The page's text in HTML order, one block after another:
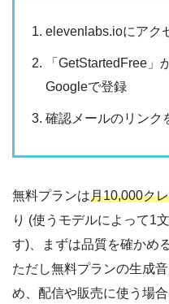
elevenlabs.ioにアク
「GetStartedFree
Googleで登録
確認メールのリンク
無料プランは月10,000ク
り (使うモデルによって1
す)、まずは品質を確かめ
ただし無料プランの生成
め、配信や販売に使う場